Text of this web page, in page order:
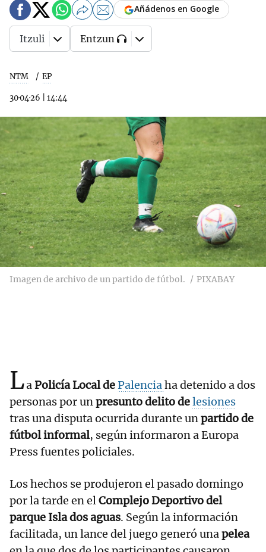
NTM EP
30·04·26 14:44
Añádenos en Google
Itzuli Entzun
Imagen de archivo de un partido de fútbol. PIXABAY
LaPolicía Local dePalenciaha detenido a dos
personas por unpresunto delito delesiones
tras una disputa ocurrida durante unpartido de
fútbol informal, según informaron a Europa
Press fuentes policiales.
Los hechos se produjeron el pasado domingo
por la tarde en elComplejo Deportivo del
parque Isla dos aguas. Según la información
facilitada, un lance del juego generó unapelea